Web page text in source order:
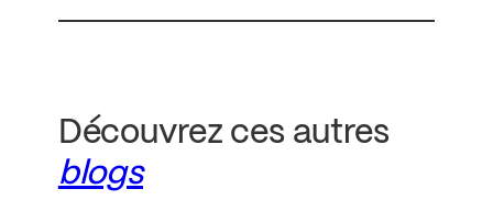
Découvrez ces autres
blogs